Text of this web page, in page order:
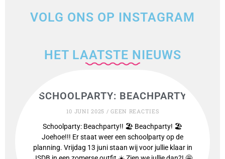
VOLG ONS OP INSTAGRAM
HET LAATSTE NIEUWS
SCHOOLPARTY: BEACHPARTY
10 JUNI 2025 GEEN REACTIES
Schoolparty: Beachparty!! 🏖️ Beachparty! 🏖️
Joehoe!!! Er staat weer een schoolparty op de
planning. Vrijdag 13 juni staan wij voor jullie klaar in